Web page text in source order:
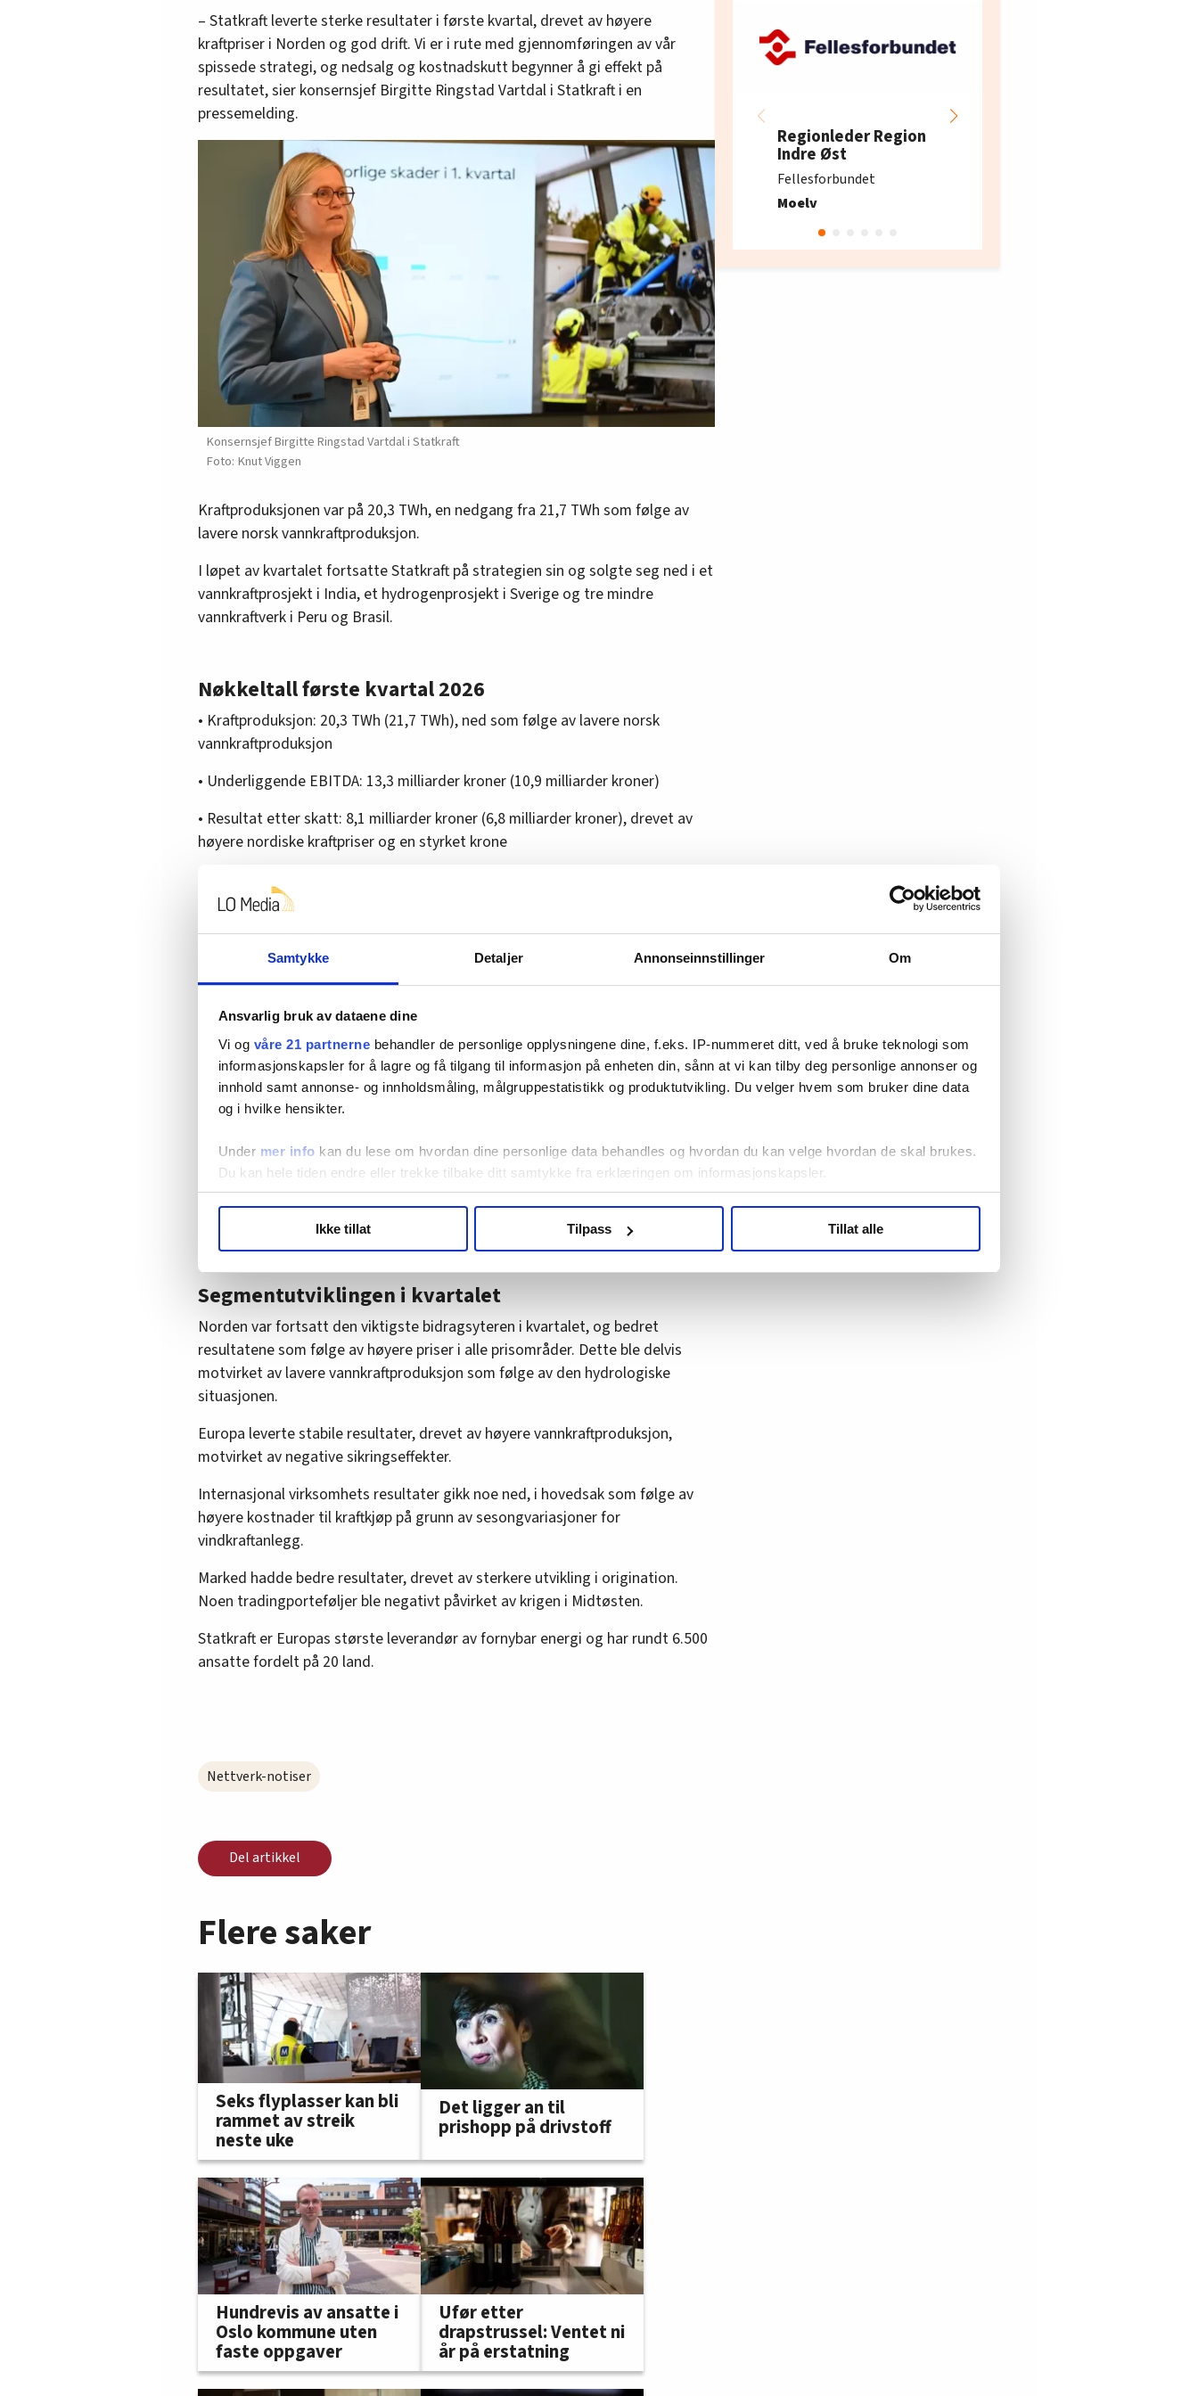
Samtykke Detaljer Annonseinnstillinger Om
Ansvarlig bruk av dataene dine
Vi og våre 21 partnerne behandler de personlige opplysningene dine, f.eks. IP-nummeret ditt, ved å bruke teknologi som
informasjonskapsler for å lagre og få tilgang til informasjon på enheten din, sånn at vi kan tilby deg personlige annonser og
innhold samt annonse- og innholdsmåling, målgruppestatistikk og produktutvikling. Du velger hvem som bruker dine data
og i hvilke hensikter.
Under mer info kan du lese om hvordan dine personlige data behandles og hvordan du kan velge hvordan de skal brukes.
Du kan hele tiden endre eller trekke tilbake ditt samtykke fra erklæringen om informasjonskapsler.
hvordan våre nettsider blir brukt slik at vi tilby relevant innhold, tilpassede annonser og utarbeide statistikk.
Ikke tillat Tilpass Tillat alle
– Statkraft leverte sterke resultater i første kvartal, drevet av høyere
kraftpriser i Norden og god drift. Vi er i rute med gjennomføringen av vår
spissede strategi, og nedsalg og kostnadskutt begynner å gi effekt på
resultatet, sier konsernsjef Birgitte Ringstad Vartdal i Statkraft i en
pressemelding.
Konsernsjef Birgitte Ringstad Vartdal i Statkraft
Knut Viggen
Kraftproduksjonen var på 20,3 TWh, en nedgang fra 21,7 TWh som følge av
lavere norsk vannkraftproduksjon.
I løpet av kvartalet fortsatte Statkraft på strategien sin og solgte seg ned i et
vannkraftprosjekt i India, et hydrogenprosjekt i Sverige og tre mindre
vannkraftverk i Peru og Brasil.
Nøkkeltall første kvartal 2026
• Kraftproduksjon: 20,3 TWh (21,7 TWh), ned som følge av lavere norsk
vannkraftproduksjon
• Underliggende EBITDA: 13,3 milliarder kroner (10,9 milliarder kroner)
• Resultat etter skatt: 8,1 milliarder kroner (6,8 milliarder kroner), drevet av
høyere nordiske kraftpriser og en styrket krone
og det ble tatt investeringsbeslutninger for rehabilitering av
Oksla og Sima.
Investeringsbeslutningene som ble tatt i kvartalet utgjorde til sammen 13
MW ny effekt. Statkraft opprettholder en langsiktig årlig investeringskapasitet
på 16–20 milliarder kroner, avhengig av markedsforhold.
– Økt geopolitisk uro og store prissvingninger understreker behovet for å
fokusere på vår kjernevirksomhet, holde kostnadene nede og styrke balansen.
En diversifisert portefølje av lønnsomme teknologier og geografier øker
vi å styrke Statkrafts konkurransekraft, sier Vartdal.
Samtidig ble det tatt investeringsbeslutninger for tre vedlikeholdsprosjekter
på vannkraftverk i Norge.
Segmentutviklingen i kvartalet
Norden var fortsatt den viktigste bidragsyteren i kvartalet, og bedret
resultatene som følge av høyere priser i alle prisområder. Dette ble delvis
motvirket av lavere vannkraftproduksjon som følge av den hydrologiske
situasjonen.
Europa leverte stabile resultater, drevet av høyere vannkraftproduksjon,
motvirket av negative sikringseffekter.
Internasjonal virksomhets resultater gikk noe ned, i hovedsak som følge av
høyere kostnader til kraftkjøp på grunn av sesongvariasjoner for
vindkraftanlegg.
Marked hadde bedre resultater, drevet av sterkere utvikling i origination.
Noen tradingporteføljer ble negativt påvirket av krigen i Midtøsten.
Statkraft er Europas største leverandør av fornybar energi og har rundt 6.500
ansatte fordelt på 20 land.
Nettverk-notiser
Del artikkel
Flere saker
Seks flyplasser kan bli
rammet av streik
neste uke
Det ligger an til
prishopp på drivstoff
Hundrevis av ansatte i
Oslo kommune uten
faste oppgaver
Ufør etter
drapstrussel: Ventet ni
år på erstatning
Regionleder Region
Indre Øst
Fellesforbundet
Moelv